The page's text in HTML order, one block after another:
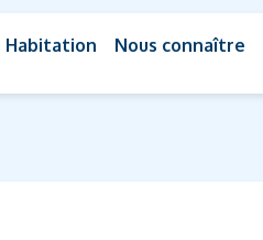
Habitation Nous connaître